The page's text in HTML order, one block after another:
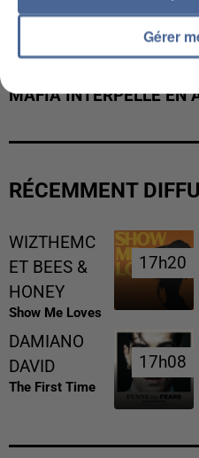
MAFIA INTERPELLÉ EN
RÉCEMMENT
WIZTHEMC
ET BEES &
HONEY
Show Me Loves
17h20
17h20
DAMIANO
DAVID
The First Time
17h08
17h08
Gérer